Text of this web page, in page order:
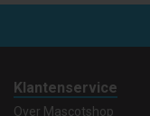
Klantenservice
Over Mascotshop